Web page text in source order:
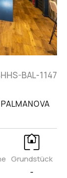
BAL-1147
Grundstück
-